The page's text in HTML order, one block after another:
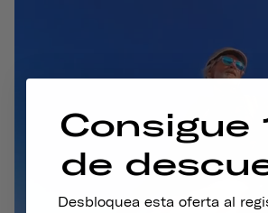
Consigue
de
Desbloquea esta oferta al